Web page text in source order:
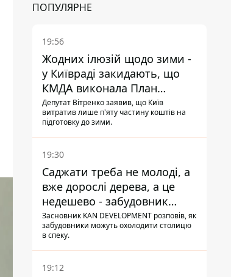
ПОПУЛЯРНЕ
19:56
Жодних ілюзій щодо зими -
у Київраді закидають, що
КМДА виконала План
стійкості на 20%
Депутат Вітренко заявив, що Київ
витратив лише п'яту частину коштів на
підготовку до зими.
19:30
Саджати треба не молоді, а
вже дорослі дерева, а це
недешево - забудовник
Ніконов
Засновник KAN DEVELOPMENT розповів, як
забудовники можуть охолодити столицю
в спеку.
19:12